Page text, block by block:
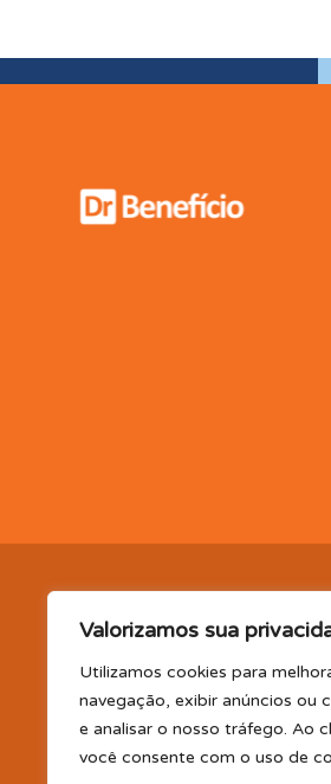
Valorizamos sua
Utilizamos cookies para
navegação, exibir anúncios ou
e analisar o nosso tráfego. Ao
você consente com o uso de
DR. BENEFÍCIO (InCompany
EM BENEFÍCIOS
PLANO DE SAÚDE E/OU
(consultas, exames, tratamentos
parceiro); TELEMEDICINA e
profissional disponibilizada. Os
CLUBE DR. BENEFÍCIO e